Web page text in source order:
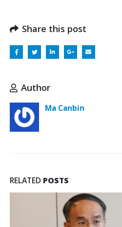
Share this post
Author
Ma Canbin
RELATED POSTS